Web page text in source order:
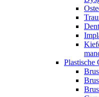
Plastische